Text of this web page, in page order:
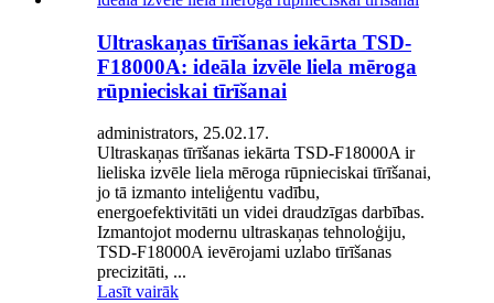
Ultraskaņas tīrīšanas iekārta TSD-
F18000A: ideāla izvēle liela mēroga
rūpnieciskai tīrīšanai
administrators, 25.02.17.
Ultraskaņas tīrīšanas iekārta TSD-F18000A ir
lieliska izvēle liela mēroga rūpnieciskai tīrīšanai,
jo tā izmanto inteliģentu vadību,
energoefektivitāti un videi draudzīgas darbības.
Izmantojot modernu ultraskaņas tehnoloģiju,
TSD-F18000A ievērojami uzlabo tīrīšanas
precizitāti, ...
Lasīt vairāk